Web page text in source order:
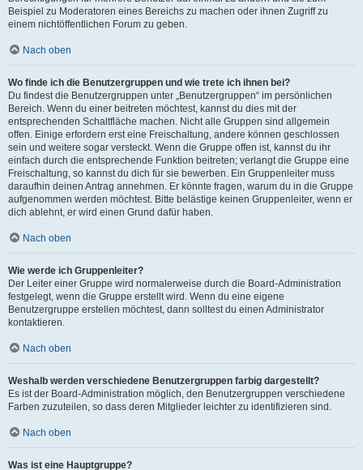
Beispiel zu Moderatoren eines Bereichs zu machen oder ihnen Zugriff zu
einem nichtöffentlichen Forum zu geben.
Nach oben
Wo finde ich die Benutzergruppen und wie trete ich ihnen bei?
Du findest die Benutzergruppen unter „Benutzergruppen“ im persönlichen
Bereich. Wenn du einer beitreten möchtest, kannst du dies mit der
entsprechenden Schaltfläche machen. Nicht alle Gruppen sind allgemein
offen. Einige erfordern erst eine Freischaltung, andere können geschlossen
sein und weitere sogar versteckt. Wenn die Gruppe offen ist, kannst du ihr
einfach durch die entsprechende Funktion beitreten; verlangt die Gruppe eine
Freischaltung, so kannst du dich für sie bewerben. Ein Gruppenleiter muss
daraufhin deinen Antrag annehmen. Er könnte fragen, warum du in die Gruppe
aufgenommen werden möchtest. Bitte belästige keinen Gruppenleiter, wenn er
dich ablehnt, er wird einen Grund dafür haben.
Nach oben
Wie werde ich Gruppenleiter?
Der Leiter einer Gruppe wird normalerweise durch die Board-Administration
festgelegt, wenn die Gruppe erstellt wird. Wenn du eine eigene
Benutzergruppe erstellen möchtest, dann solltest du einen Administrator
kontaktieren.
Nach oben
Weshalb werden verschiedene Benutzergruppen farbig dargestellt?
Es ist der Board-Administration möglich, den Benutzergruppen verschiedene
Farben zuzuteilen, so dass deren Mitglieder leichter zu identifizieren sind.
Nach oben
Was ist eine Hauptgruppe?